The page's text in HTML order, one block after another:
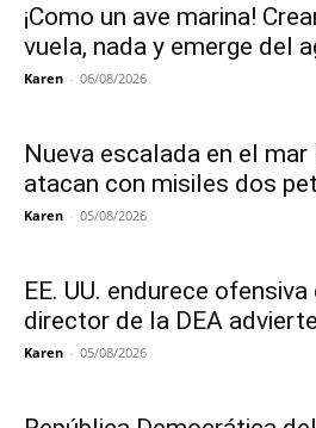
¡Como un ave marina!
vuela, nada y emerge del
Karen - 06/08/2026
Nueva escalada en el mar
atacan con misiles dos
Karen - 05/08/2026
EE. UU. endurece
director de la DEA
Karen - 05/08/2026